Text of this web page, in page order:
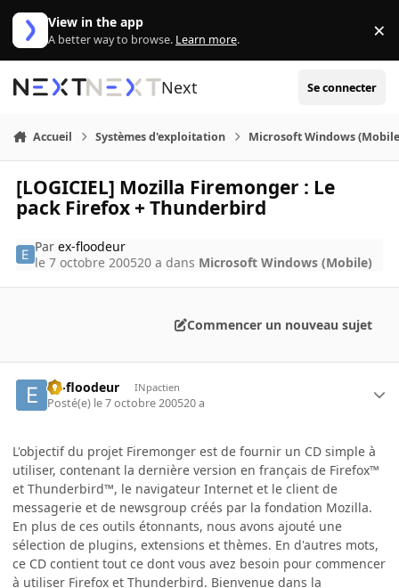
Aller au contenu
View in the app
A better way to browse. Learn more. ×
Next Se connecter
Accueil Systèmes d'exploitation Microsoft Windows
[LOGICIEL] Mozilla Firemonger : Le
pack Firefox + Thunderbird
Parex-floodeur
le 7 octobre 200520 a dans Microsoft Windows (Mobile)
Commencer un nouveau sujet
ex-floodeur INpactien
Posté(e) le 7 octobre 200520 a
L'objectif du projet Firemonger est de fournir un CD simple à
utiliser, contenant la dernière version en français de Firefox™
et Thunderbird™, le navigateur Internet et le client de
messagerie et de newsgroup créés par la fondation Mozilla.
En plus de ces outils étonnants, nous avons ajouté une
sélection de plugins, extensions et thèmes. En d'autres mots,
ce CD contient tout ce dont vous avez besoin pour commencer
à utiliser Firefox et Thunderbird. Bienvenue dans la